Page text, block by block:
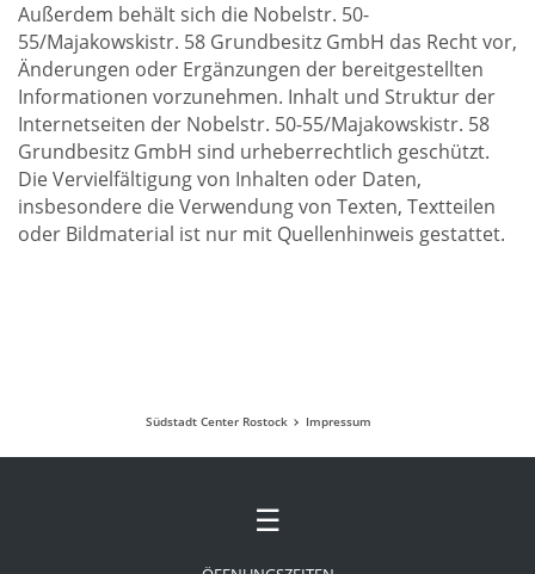
Außerdem behält sich die Nobelstr. 50-
55/Majakowskistr. 58 Grundbesitz GmbH das Recht vor,
Änderungen oder Ergänzungen der bereitgestellten
Informationen vorzunehmen. Inhalt und Struktur der
Internetseiten der Nobelstr. 50-55/Majakowskistr. 58
Grundbesitz GmbH sind urheberrechtlich geschützt.
Die Vervielfältigung von Inhalten oder Daten,
insbesondere die Verwendung von Texten, Textteilen
oder Bildmaterial ist nur mit Quellenhinweis gestattet.
Südstadt Center Rostock Impressum
☰